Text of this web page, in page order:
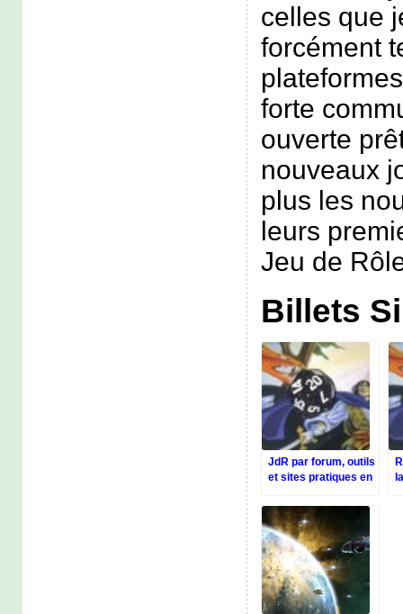
celles que
forcément
forte
ouverte
nouveaux
plus les
leurs
Jeu de
Billets
JdR par forum, outils
et sites pratiques en